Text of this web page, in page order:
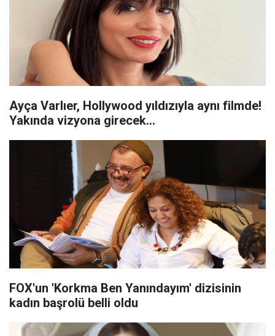
Ayça Varlıer, Hollywood yıldızıyla aynı filmde!
Yakında vizyona girecek...
FOX'un 'Korkma Ben Yanındayım' dizisinin
kadın başrolü belli oldu